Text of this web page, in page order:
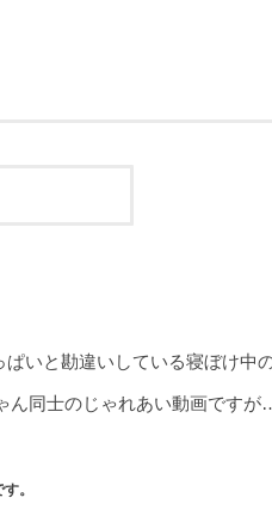
いと勘違いしている寝ぼけ中
ん同士のじゃれあい動画です
。